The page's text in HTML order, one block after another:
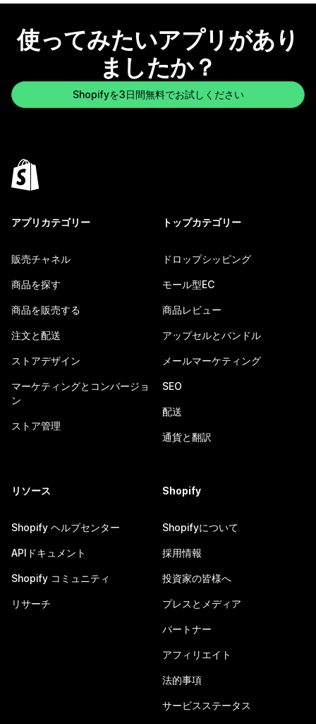
使ってみたいアプリがあり
ましたか？
Shopifyを3日間無料でお試しください
アプリカテゴリー
販売チャネル
商品を探す
商品を販売する
注文と配送
ストアデザイン
マーケティングとコンバージョ
ン
ストア管理
トップカテゴリー
ドロップシッピング
モール型EC
商品レビュー
アップセルとバンドル
メールマーケティング
SEO
配送
通貨と翻訳
リソース
Shopify ヘルプセンター
APIドキュメント
Shopify コミュニティ
リサーチ
Shopify
Shopifyについて
採用情報
投資家の皆様へ
プレスとメディア
パートナー
アフィリエイト
法的事項
サービスステータス